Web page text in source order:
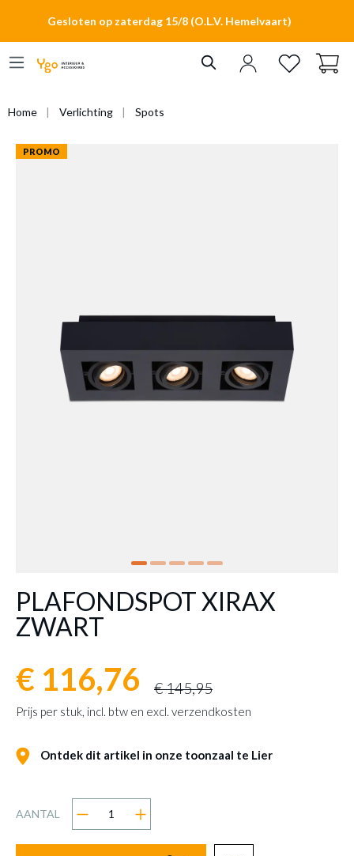
Gesloten op zaterdag 15/8 (O.L.V. Hemelvaart)
Home Verlichting Spots
PROMO
PLAFONDSPOT XIRAX
ZWART
€ 116,76 € 145,95
Prijs per stuk, incl. btw en excl. verzendkosten
Ontdek dit artikel in onze toonzaal te Lier
AANTAL